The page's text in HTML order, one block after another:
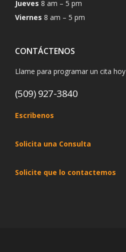
Jueves 8 am – 5 pm
Viernes 8 am – 5 pm
CONTÁCTENOS
Llame para programar un cita hoy
(509) 927-3840
Escribenos
Solicita una Consulta
Solicite que lo contactemos